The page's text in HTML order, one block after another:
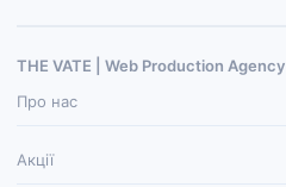
THE VATE | Web Production Agenсy
Про нас
Акції